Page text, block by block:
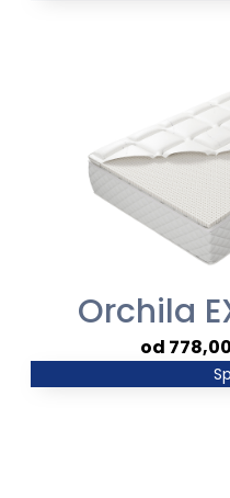
3825,00 zł
Orchila
778,00
Zakres